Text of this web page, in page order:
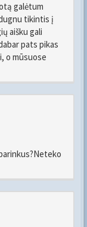
galėtum
tikintis į
aišku gali
pats pikas
o mūsuose